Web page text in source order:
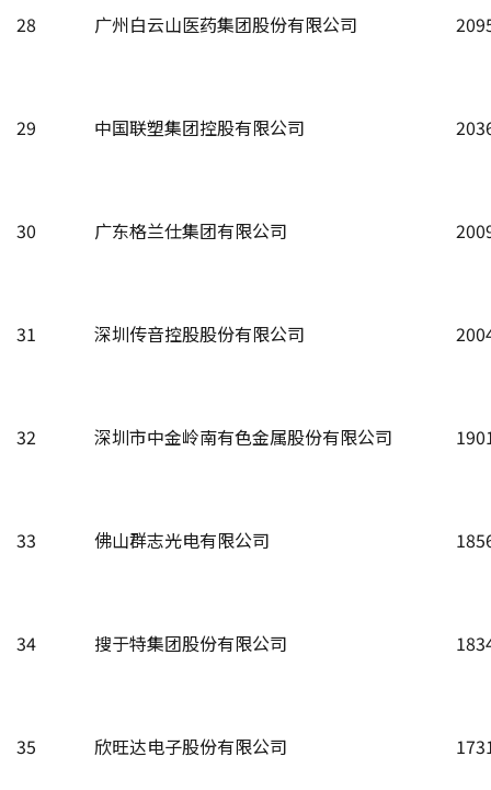
28 广州白云山医药集团股份有限公司
29 中国联塑集团控股有限公司
30 广东格兰仕集团有限公司
31 深圳传音控股股份有限公司
32 深圳市中金岭南有色金属股份有限公司
33 佛山群志光电有限公司
34 搜于特集团股份有限公司
35 欣旺达电子股份有限公司